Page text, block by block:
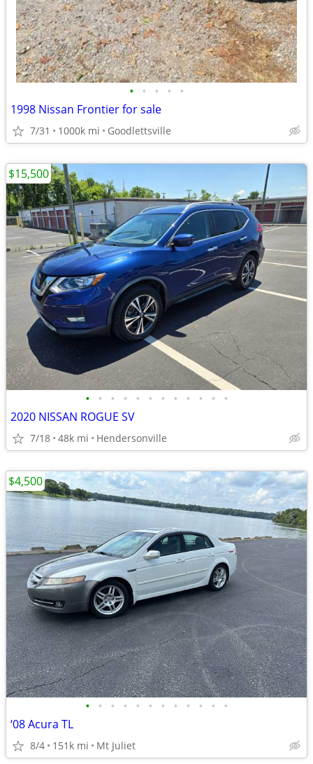
• • • • •
1998 Nissan Frontier for sale
7/31 1000k mi Goodlettsville
• • • • • • • • • • • •
2020 NISSAN ROGUE SV
7/18 48k mi Hendersonville
$15,500
• • • • • • • • • • • •
‘08 Acura TL
8/4 151k mi Mt Juliet
$4,500